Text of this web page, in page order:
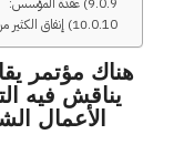
10) إنفاق الكثير من المال:
هناك مؤتمر
يناقش فيه
الأعمال